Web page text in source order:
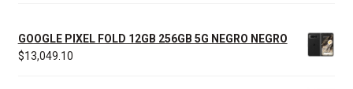
GOOGLE PIXEL FOLD 12GB 256GB 5G NEGRO NEGRO
$13,049.10